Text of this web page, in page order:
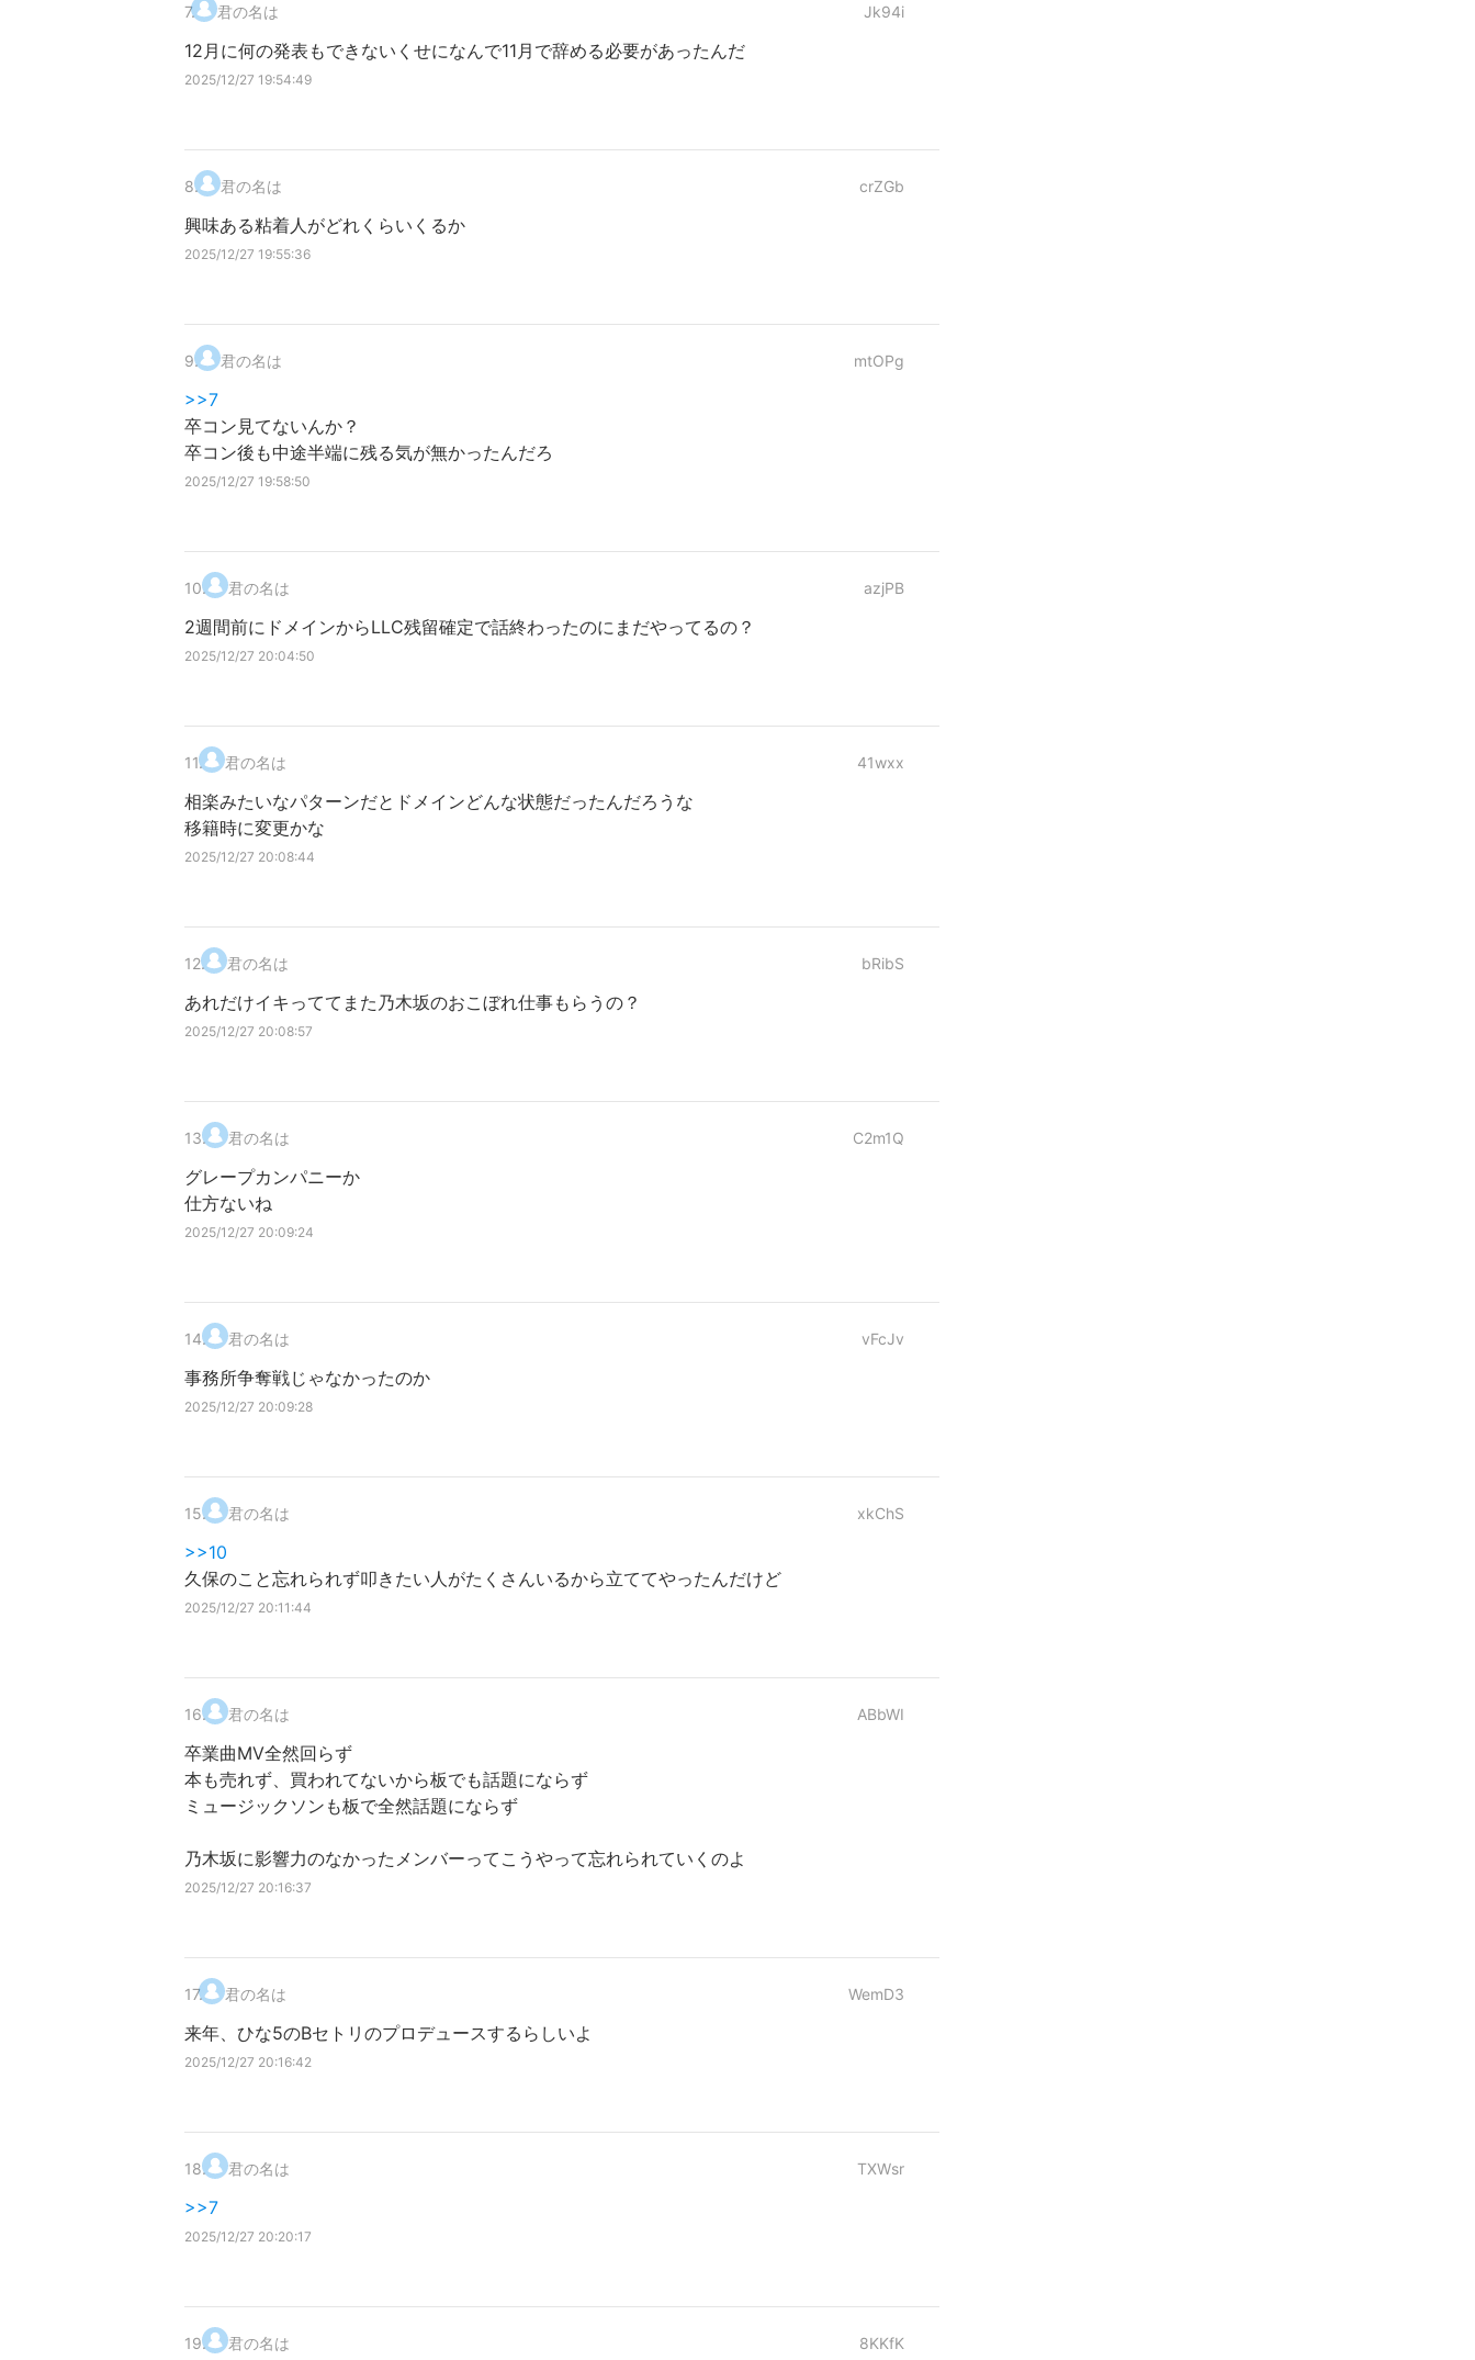
7. 君の名は Jk94i
12月に何の発表もできないくせになんで11月で辞める必要があったんだ
2025/12/27 19:54:49
8. 君の名は crZGb
興味ある粘着人がどれくらいくるか
2025/12/27 19:55:36
9. 君の名は mtOPg
>>7
卒コン見てないんか？
卒コン後も中途半端に残る気が無かったんだろ
2025/12/27 19:58:50
10. 君の名は azjPB
2週間前にドメインからLLC残留確定で話終わったのにまだやってるの？
2025/12/27 20:04:50
11. 君の名は 41wxx
相楽みたいなパターンだとドメインどんな状態だったんだろうな
移籍時に変更かな
2025/12/27 20:08:44
12. 君の名は bRibS
あれだけイキっててまた乃木坂のおこぼれ仕事もらうの？
2025/12/27 20:08:57
13. 君の名は C2m1Q
グレープカンパニーか
仕方ないね
2025/12/27 20:09:24
14. 君の名は vFcJv
事務所争奪戦じゃなかったのか
2025/12/27 20:09:28
15. 君の名は xkChS
>>10
久保のこと忘れられず叩きたい人がたくさんいるから立ててやったんだけど
2025/12/27 20:11:44
16. 君の名は ABbWI
卒業曲MV全然回らず
本も売れず、買われてないから板でも話題にならず
ミュージックソンも板で全然話題にならず
乃木坂に影響力のなかったメンバーってこうやって忘れられていくのよ
2025/12/27 20:16:37
17. 君の名は WemD3
来年、ひな5のBセトリのプロデュースするらしいよ
2025/12/27 20:16:42
18. 君の名は TXWsr
>>7
2025/12/27 20:20:17
19. 君の名は 8KKfK